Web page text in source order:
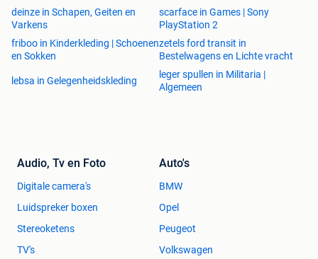
deinze in Schapen, Geiten en
Varkens
scarface in Games | Sony
PlayStation 2
friboo in Kinderkleding | Schoenen
en Sokken
zetels ford transit in
Bestelwagens en Lichte vracht
lebsa in Gelegenheidskleding
leger spullen in Militaria |
Algemeen
Audio, Tv en Foto
Digitale camera's
Luidspreker boxen
Stereoketens
TV's
Auto's
BMW
Opel
Peugeot
Volkswagen